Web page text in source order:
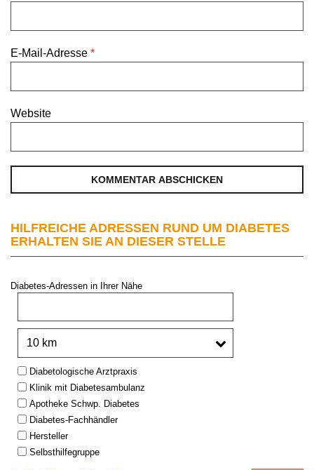
E-Mail-Adresse *
Website
HILFREICHE ADRESSEN RUND UM DIABETES
ERHALTEN SIE AN DIESER STELLE
Diabetes-Adressen in Ihrer Nähe
Type:Diabetologische Arztpraxis
Klinik mit Diabetesambulanz
Apotheke Schwp. Diabetes
Diabetes-Fachhändler
Hersteller
Selbsthilfegruppe